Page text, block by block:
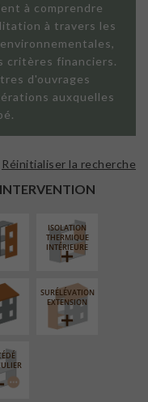
à comprendre
à travers les
critères financiers.
d'ouvrages
auxquelles
Réinitialiser la recherche
SUR
ISOLATION
THERMIQUE
INTÉRIEURE
DES
SURÉLÉVATION
EXTENSION